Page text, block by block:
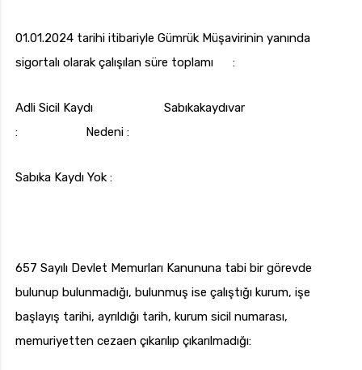
01.01.2024 tarihi itibariyle Gümrük Müşavirinin yanında
sigortalı olarak çalışılan süre toplamı :
Adli Sicil Kaydı Sabıkakaydıvar
: Nedeni :
Sabıka Kaydı Yok :
657 Sayılı Devlet Memurları Kanununa tabi bir görevde
bulunup bulunmadığı, bulunmuş ise çalıştığı kurum, işe
başlayış tarihi, ayrıldığı tarih, kurum sicil numarası,
memuriyetten cezaen çıkarılıp çıkarılmadığı: